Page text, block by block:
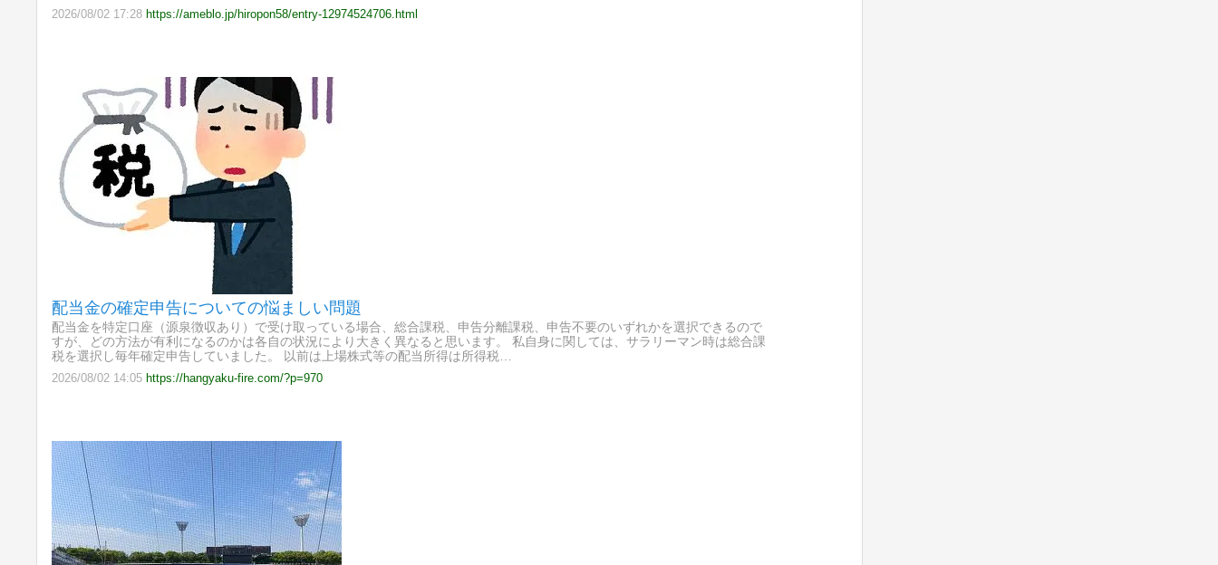
2026/08/02 17:28 https://ameblo.jp/hiropon58/entry-12974524706.html
配当金の確定申告についての悩ましい問題
配当金を特定口座（源泉徴収あり）で受け取っている場合、総合課税、申告分離課税、申告不要のいずれかを選択できるので
すが、どの方法が有利になるのかは各自の状況により大きく異なると思います。 私自身に関しては、サラリーマン時は総合課
税を選択し毎年確定申告していました。 以前は上場株式等の配当所得は所得税…
2026/08/02 14:05 https://hangyaku-fire.com/?p=970